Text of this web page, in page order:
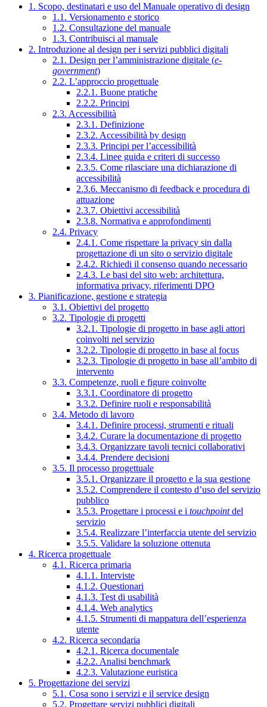
1. Scopo, destinatari e uso del Manuale operativo di design
1.1. Versionamento e storico
1.2. Consultazione del manuale
1.3. Contribuisci al manuale
2. Introduzione al design per i servizi pubblici digitali
2.1. Design per l’amministrazione digitale (e-
government)
2.2. L’approccio progettuale
2.2.1. Buone pratiche
2.2.2. Principi
2.3. Accessibilità
2.3.1. Definizione
2.3.2. Accessibilità by design
2.3.3. Principi per l’accessibilità
2.3.4. Linee guida e criteri di successo
2.3.5. Come rilasciare una dichiarazione di
accessibilità
2.3.6. Meccanismo di feedback e procedura di
attuazione
2.3.7. Obiettivi accessibilità
2.3.8. Normativa e approfondimenti
2.4. Privacy
2.4.1. Come rispettare la privacy sin dalla
progettazione di un sito o servizio digitale
2.4.2. Richiedi il consenso quando necessario
2.4.3. Le basi del sito web: architettura,
informativa privacy, riferimenti DPO
3. Pianificazione, gestione e strategia
3.1. Obiettivi del progetto
3.2. Tipologie di progetti
3.2.1. Tipologie di progetto in base agli attori
coinvolti nel servizio
3.2.2. Tipologie di progetto in base al focus
3.2.3. Tipologie di progetto in base all’ambito di
intervento
3.3. Competenze, ruoli e figure coinvolte
3.3.1. Coordinatore di progetto
3.3.2. Definire ruoli e responsabilità
3.4. Metodo di lavoro
3.4.1. Definire processi, strumenti e rituali
3.4.2. Curare la documentazione di progetto
3.4.3. Organizzare tavoli tecnici collaborativi
3.4.4. Prendere decisioni
3.5. Il processo progettuale
3.5.1. Organizzare il progetto e la sua gestione
3.5.2. Comprendere il contesto d’uso del servizio
pubblico
3.5.3. Progettare i processi e i touchpointdel
servizio
3.5.4. Realizzare l’interfaccia utente del servizio
3.5.5. Validare la soluzione ottenuta
4. Ricerca progettuale
4.1. Ricerca primaria
4.1.1. Interviste
4.1.2. Questionari
4.1.3. Test di usabilità
4.1.4. Web analytics
4.1.5. Strumenti di mappatura dell’esperienza
utente
4.2. Ricerca secondaria
4.2.1. Ricerca documentale
4.2.2. Analisi benchmark
4.2.3. Valutazione euristica
5. Progettazione dei servizi
5.1. Cosa sono i servizi e il service design
5.2. Progettare servizi pubblici digitali